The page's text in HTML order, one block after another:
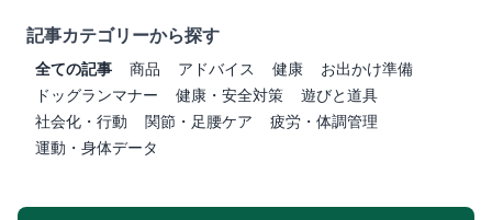
記事カテゴリーから探す
全ての記事 商品 アドバイス 健康
お出かけ準備
ドッグランマナー
健康・安全対策
遊びと道具
社会化・行動
関節・足腰ケア
疲労・体調管理
運動・身体データ